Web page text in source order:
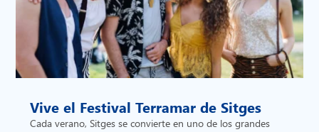
Vive el Festival Terramar de Sitges
Cada verano, Sitges se convierte en uno de los grandes